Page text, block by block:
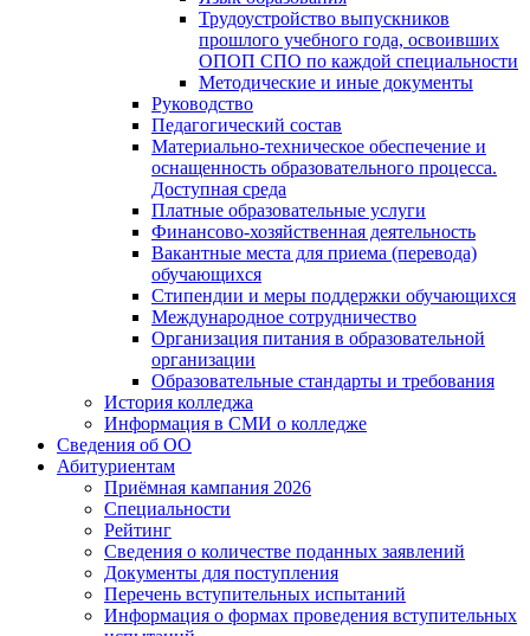
Трудоустройство выпускников
прошлого учебного года, освоивших
ОПОП СПО по каждой специальности
Методические и иные документы
Руководство
Педагогический состав
Материально-техническое обеспечение и
оснащенность образовательного процесса.
Доступная среда
Платные образовательные услуги
Финансово-хозяйственная деятельность
Вакантные места для приема (перевода)
обучающихся
Стипендии и меры поддержки обучающихся
Международное сотрудничество
Организация питания в образовательной
организации
Образовательные стандарты и требования
История колледжа
Информация в СМИ о колледже
Сведения об ОО
Абитуриентам
Приёмная кампания 2026
Специальности
Рейтинг
Сведения о количестве поданных заявлений
Документы для поступления
Перечень вступительных испытаний
Информация о формах проведения вступительных